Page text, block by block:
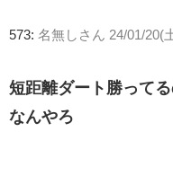
573: 名無しさん 24/01/20(
短距離ダート勝って
なんやろ